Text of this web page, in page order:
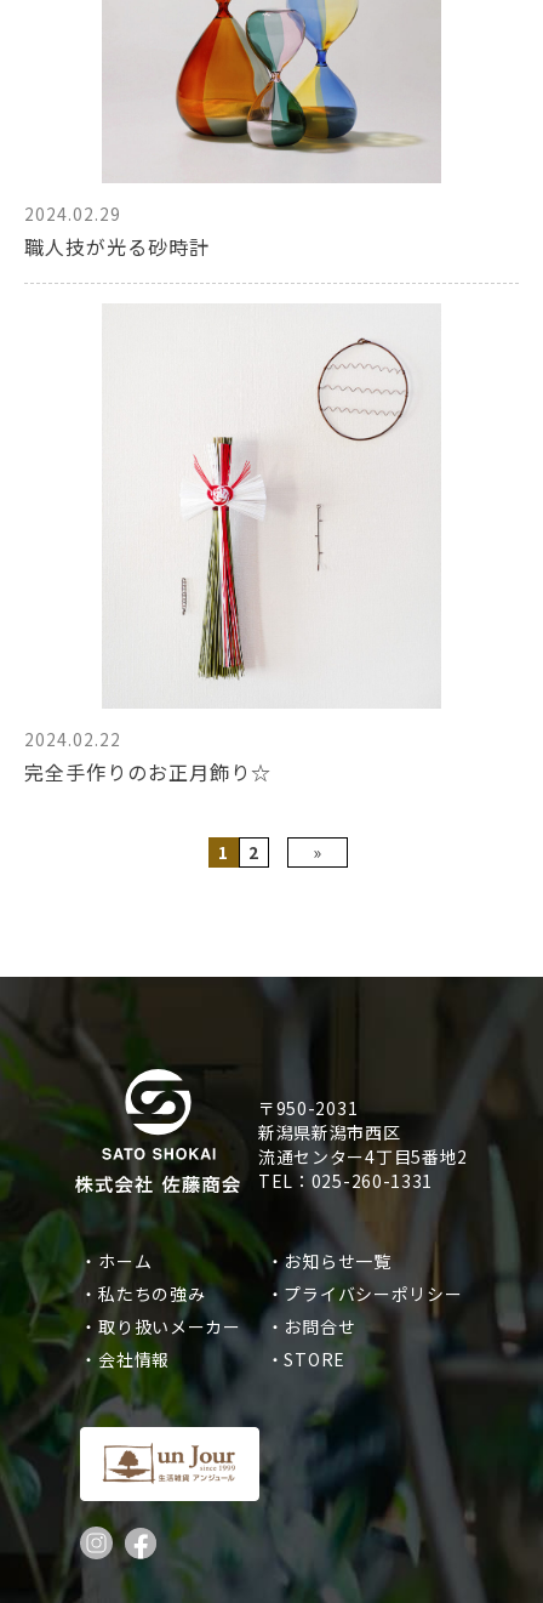
2024.02.29
職人技が光る砂時計
2024.02.22
完全手作りのお正月飾り☆
1 2 »
〒950-2031
新潟県新潟市西区
流通センター4丁目5番地2
TEL：025-260-1331
・ホーム
・私たちの強み
・取り扱いメーカー
・会社情報
・お知らせ一覧
・プライバシーポリシー
・お問合せ
・STORE